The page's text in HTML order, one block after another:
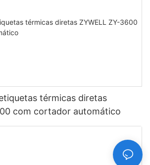
térmicas diretas
com cortador automático